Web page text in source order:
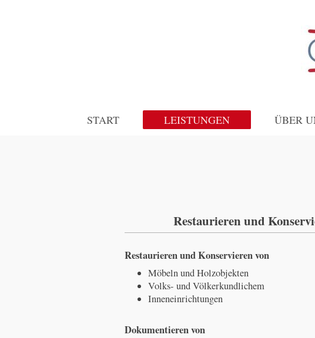
START LEISTUNGEN ÜBER
Restaurieren und
Restaurieren und Konservieren von
Möbeln und Holzobjekten
Volks- und Völkerkundlichem
Inneneinrichtungen
Dokumentieren von